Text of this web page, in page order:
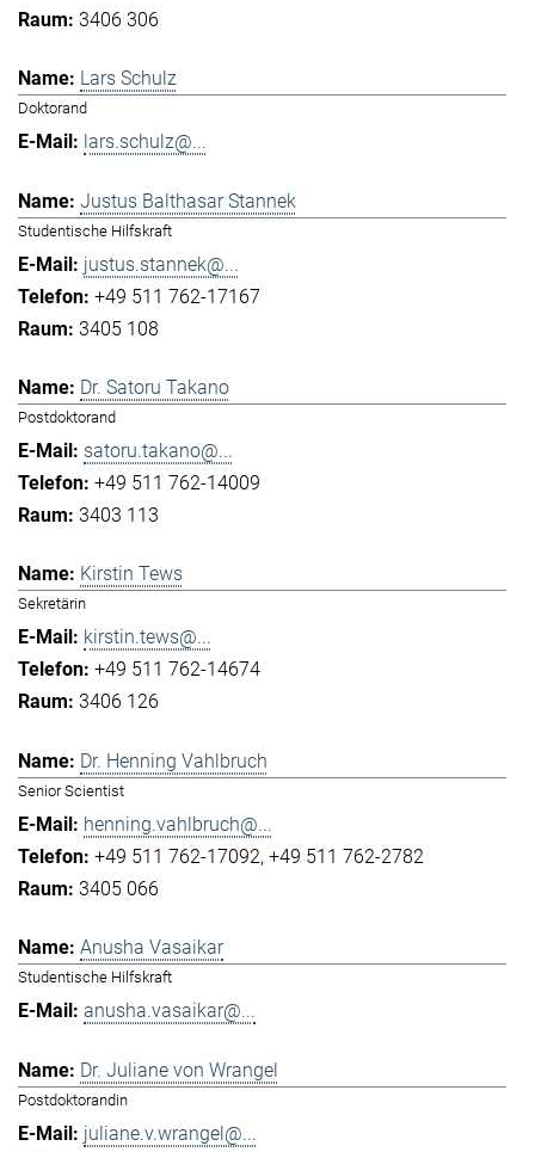
3406 306
Lars Schulz
Doktorand
lars.schulz@...
Justus Balthasar Stannek
Studentische Hilfskraft
justus.stannek@...
+49 511 762-17167
3405 108
Dr. Satoru Takano
Postdoktorand
satoru.takano@...
+49 511 762-14009
3403 113
Kirstin Tews
Sekretärin
kirstin.tews@...
+49 511 762-14674
3406 126
Dr. Henning Vahlbruch
Senior Scientist
henning.vahlbruch@...
+49 511 762-17092 +49 511 762-2782
3405 066
Anusha Vasaikar
Studentische Hilfskraft
anusha.vasaikar@...
Dr. Juliane von Wrangel
Postdoktorandin
juliane.v.wrangel@...